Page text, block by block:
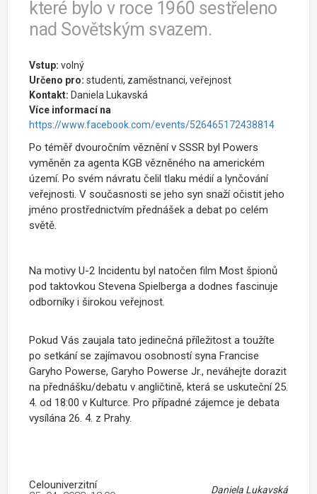
které bylo v roce 1960 sestřeleno
nad Sovětským svazem.
Vstup: volný
Určeno pro: studenti, zaměstnanci, veřejnost
Kontakt: Daniela Lukavská
Více informací na
https://www.facebook.com/events/526465172438814
Po téměř dvouročním věznění v SSSR byl Powers
vyměněn za agenta KGB vězněného na americkém
území. Po svém návratu čelil tlaku médií a lynčování
veřejnosti. V současnosti se jeho syn snaží očistit jeho
jméno prostřednictvím přednášek a debat po celém
světě.
Na motivy U-2 Incidentu byl natočen film Most špionů
pod taktovkou Stevena Spielberga a dodnes fascinuje
odborníky i širokou veřejnost.
Pokud Vás zaujala tato jedinečná příležitost a toužíte
po setkání se zajímavou osobností syna Francise
Garyho Powerse, Garyho Powerse Jr., neváhejte dorazit
na přednášku/debatu v angličtině, která se uskuteční 25.
4. od 18:00 v Kulturce. Pro případné zájemce je debata
vysílána 26. 4. z Prahy.
Celouniverzitní Daniela Lukavská